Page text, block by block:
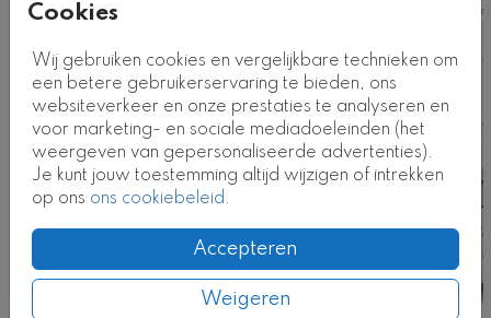
Cookies
Wij gebruiken cookies en vergelijkbare technieken om
een betere gebruikerservaring te bieden, ons
websiteverkeer en onze prestaties te analyseren en
voor marketing- en sociale mediadoeleinden (het
weergeven van gepersonaliseerde advertenties).
Je kunt jouw toestemming altijd wijzigen of intrekken
op ons ons cookiebeleid.
Accepteren
Weigeren
Kaartcode: T0542-1